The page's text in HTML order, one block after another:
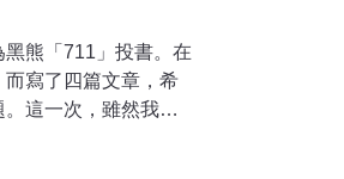
熊「711」投書。在
寫了四篇文章，希
這一次，雖然我並
剖析整個黑熊野放